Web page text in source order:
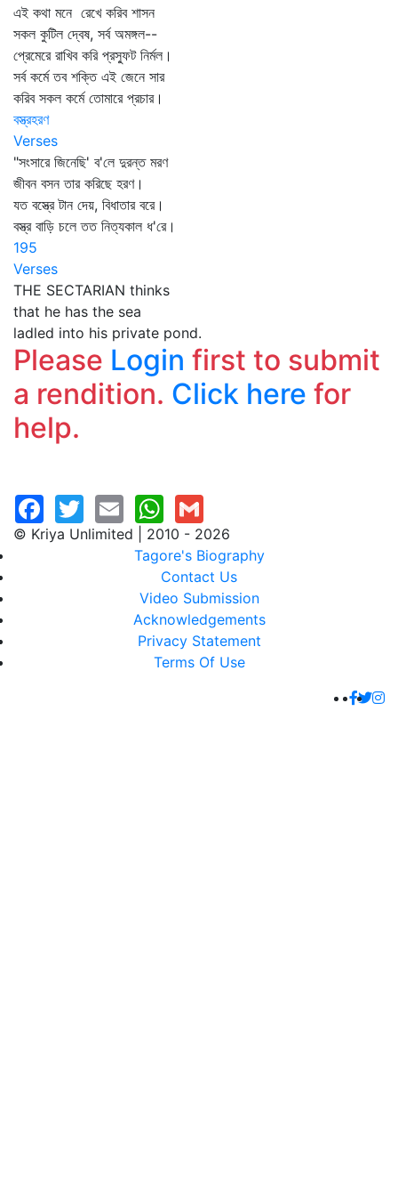
এই কথা মনে রেখে করিব শাসন
সকল কুটিল দ্বেষ, সর্ব অমঙ্গল--
প্রেমেরে রাখিব করি প্রস্ফুট নির্মল।
সর্ব কর্মে তব শক্তি এই জেনে সার
করিব সকল কর্মে তোমারে প্রচার।
বস্ত্রহরণ
Verses
"সংসারে জিনেছি' ব'লে দুরন্ত মরণ
জীবন বসন তার করিছে হরণ।
যত বস্ত্রে টান দেয়, বিধাতার বরে।
বস্ত্র বাড়ি চলে তত নিত্যকাল ধ'রে।
195
Verses
THE SECTARIAN thinks
that he has the sea
ladled into his private pond.
Please Login first to submit
a rendition. Click here for
help.
© Kriya Unlimited | 2010 - 2026
Tagore's Biography
Contact Us
Video Submission
Acknowledgements
Privacy Statement
Terms Of Use